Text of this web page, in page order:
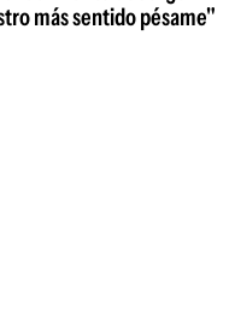
más sentido pésame"